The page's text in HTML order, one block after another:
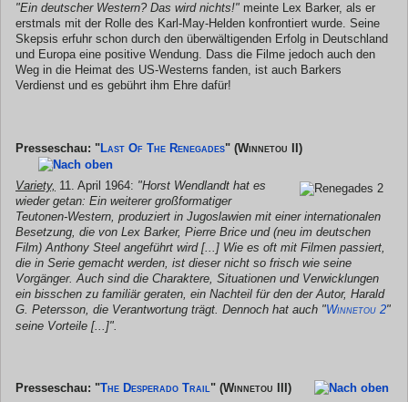
"Ein deutscher Western? Das wird nichts!" meinte Lex Barker, als er
erstmals mit der Rolle des Karl-May-Helden konfrontiert wurde. Seine
Skepsis erfuhr schon durch den überwältigenden Erfolg in Deutschland
und Europa eine positive Wendung. Dass die Filme jedoch auch den
Weg in die Heimat des US-Westerns fanden, ist auch Barkers
Verdienst und es gebührt ihm Ehre dafür!
Presseschau: "Last Of The Renegades" (Winnetou II)
Variety, 11. April 1964: "Horst Wendlandt hat es
wieder getan: Ein weiterer großformatiger
Teutonen-Western, produziert in Jugoslawien mit einer internationalen
Besetzung, die von Lex Barker, Pierre Brice und (neu im deutschen
Film) Anthony Steel angeführt wird [...] Wie es oft mit Filmen passiert,
die in Serie gemacht werden, ist dieser nicht so frisch wie seine
Vorgänger. Auch sind die Charaktere, Situationen und Verwicklungen
ein bisschen zu familiär geraten, ein Nachteil für den der Autor, Harald
G. Petersson, die Verantwortung trägt. Dennoch hat auch "Winnetou 2"
seine Vorteile [...]".
Presseschau: "The Desperado Trail" (Winnetou III)